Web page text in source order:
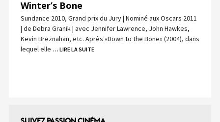
Winter’s Bone
Sundance 2010, Grand prix du Jury | Nominé aux Oscars 2011
| de Debra Granik | avec Jennifer Lawrence, John Hawkes,
Kevin Breznahan, etc. Après «Down to the Bone» (2004), dans
lequel elle … LIRE LA SUITE